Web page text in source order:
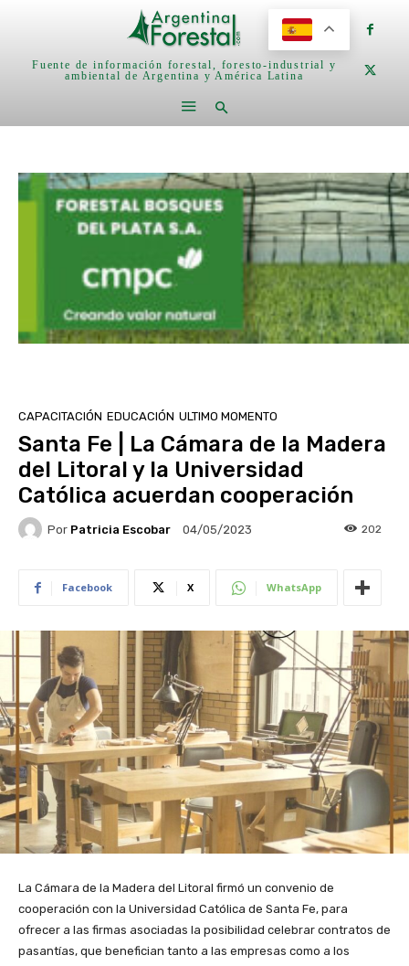
Fuente de información forestal, foresto-industrial y
ambiental de Argentina y América Latina
CAPACITACIÓN EDUCACIÓN ULTIMO MOMENTO
Santa Fe | La Cámara de la Madera
del Litoral y la Universidad
Católica acuerdan cooperación
Por Patricia Escobar 04/05/2023 202
Facebook X WhatsApp
La Cámara de la Madera del Litoral firmó un convenio de
cooperación con la Universidad Católica de Santa Fe, para
ofrecer a las firmas asociadas la posibilidad celebrar contratos de
pasantías, que benefician tanto a las empresas como a los